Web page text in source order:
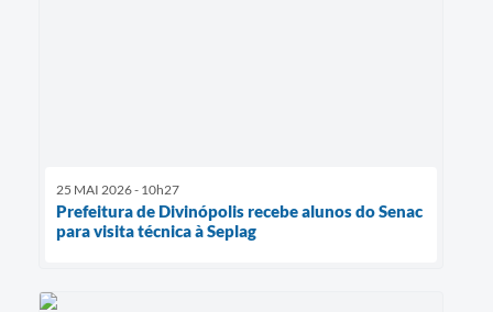
25 MAI 2026 - 10h27
Prefeitura de Divinópolis recebe alunos do Senac
para visita técnica à Seplag